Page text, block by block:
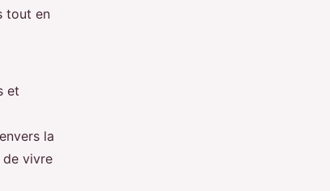
tout en
et
la
de vivre